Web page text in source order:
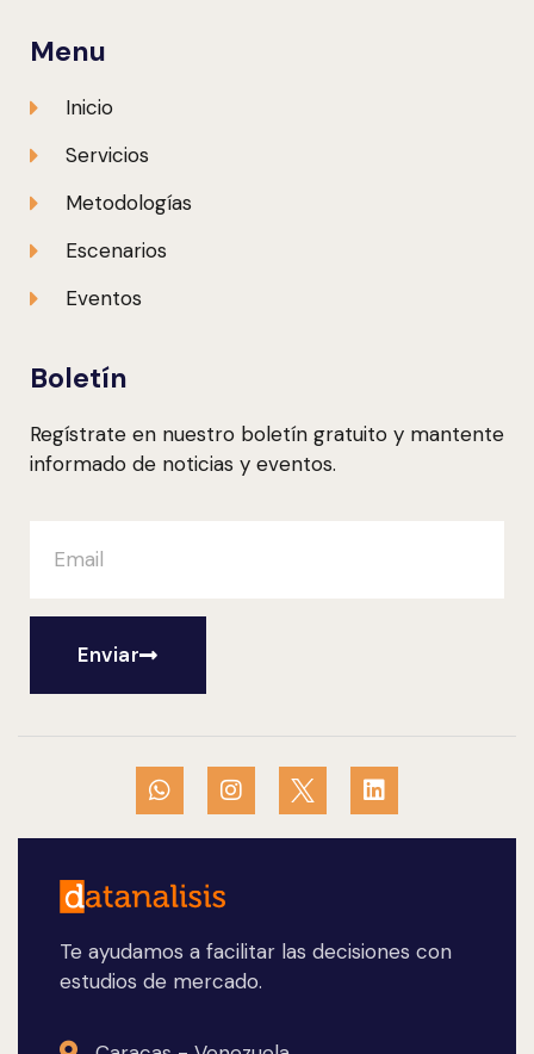
Te ayudamos a facilitar las decisiones con
estudios de mercado.
Menu
Inicio
Servicios
Metodologías
Escenarios
Eventos
Boletín
Regístrate en nuestro boletín gratuito y mantente
informado de noticias y eventos.
Enviar